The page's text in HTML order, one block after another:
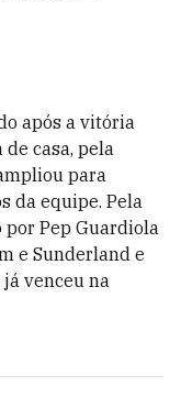
após a vitória
de casa, pela
para
da equipe. Pela
por Pep Guardiola
e Sunderland e
venceu na